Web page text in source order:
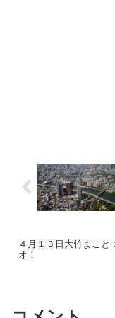
４月１３日大竹まこと
オ！